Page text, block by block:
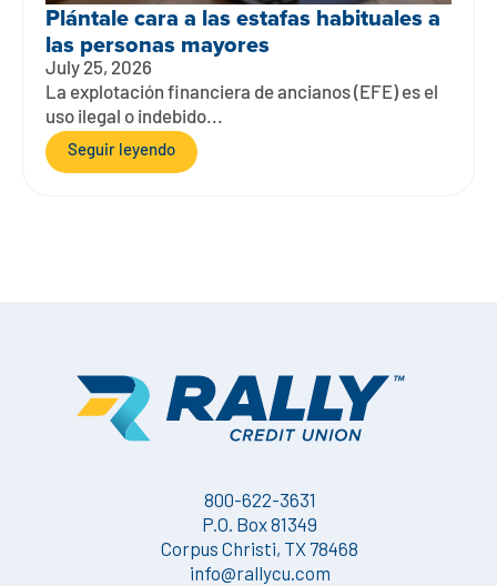
Plántale cara a las estafas habituales a
las personas mayores
July 25, 2026
La explotación financiera de ancianos (EFE) es el
uso ilegal o indebido...
Seguir leyendo
800-622-3631
P.O. Box 81349
Corpus Christi, TX 78468
info@rallycu.com